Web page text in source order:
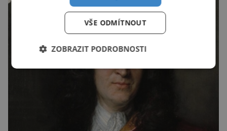
VŠE ODMÍTNOUT
ZOBRAZIT PODROBNOSTI